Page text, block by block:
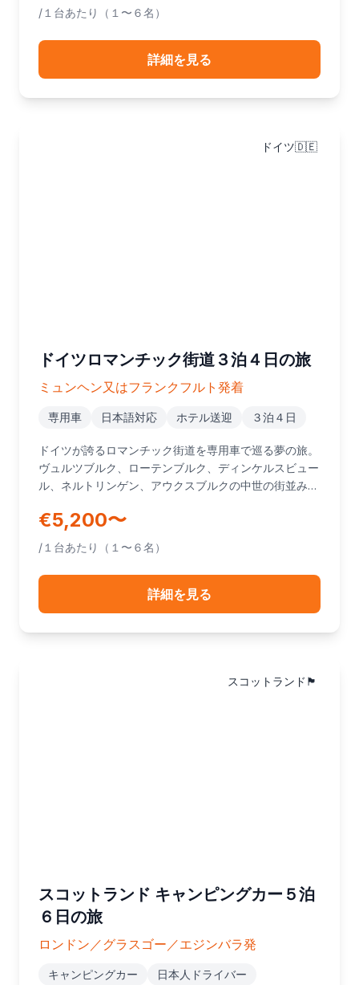
/１台あたり（１〜６名）
詳細を見る
ドイツ🇩🇪
ドイツロマンチック街道３泊４日の旅
ミュンヘン又はフランクフルト発着
専用車 日本語対応 ホテル送迎 ３泊４日
ドイツが誇るロマンチック街道を専用車で巡る夢の旅。
ヴュルツブルク、ローテンブルク、ディンケルスビュー
ル、ネルトリンゲン、アウクスブルクの中世の街並みを
会で締めくくる感動の４日間です。ミュンヘン発・フラ
€5,200〜
/１台あたり（１〜６名）
詳細を見る
スコットランド🏴󠁧󠁢󠁳󠁣󠁴󠁿
スコットランド キャンピングカー５泊
６日の旅
ロンドン／グラスゴー／エジンバラ発
キャンピングカー
日本人ドライバー